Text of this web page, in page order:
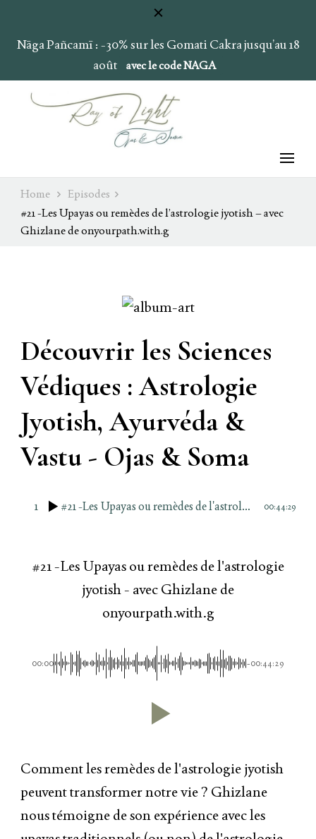
Nāga Pañcamī : -30% sur les Gomati Cakra jusqu’au 18
août
avec le code NAGA
Ojas & Soma
Ray of Light
Home
Episodes
#21 -Les Upayas ou remèdes de l’astrologie jyotish – avec
Ghizlane de onyourpath.with.g
Découvrir les Sciences
Védiques : Astrologie
Jyotish, Ayurvéda &
Vastu - Ojas & Soma
1 #21 -Les Upayas ou remèdes de l'astrologie jyotish - avec Ghizlane de onyourpath.with.g 00:44:29
#21 -Les Upayas ou remèdes de l'astrologie
jyotish - avec Ghizlane de
onyourpath.with.g
00:00 -00:44:29
Comment les remèdes de l'astrologie jyotish
peuvent transformer notre vie ? Ghizlane
nous témoigne de son expérience avec les